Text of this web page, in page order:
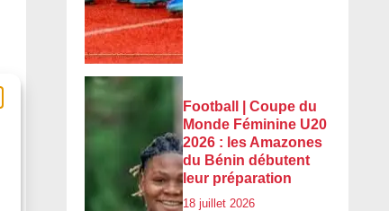
Football | Coupe du
Monde Féminine U20
2026 : les Amazones
du Bénin débutent
leur préparation
18 juillet 2026